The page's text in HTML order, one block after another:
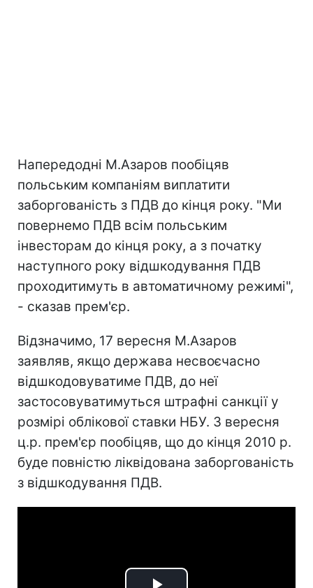
Напередодні М.Азаров пообіцяв
польським компаніям виплатити
заборгованість з ПДВ до кінця року. "Ми
повернемо ПДВ всім польським
інвесторам до кінця року, а з початку
наступного року відшкодування ПДВ
проходитимуть в автоматичному режимі",
- сказав прем'єр.
Відзначимо, 17 вересня М.Азаров
заявляв, якщо держава несвоєчасно
відшкодовуватиме ПДВ, до неї
застосовуватимуться штрафні санкції у
розмірі облікової ставки НБУ. 3 вересня
ц.р. прем'єр пообіцяв, що до кінця 2010 р.
буде повністю ліквідована заборгованість
з відшкодування ПДВ.